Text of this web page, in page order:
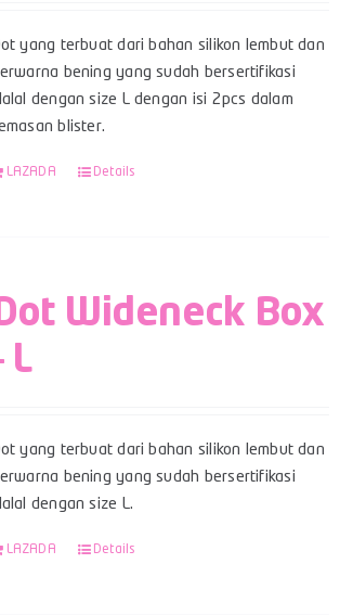
yang terbuat dari bahan silikon lembut dan
bening yang sudah bersertifikasi
dengan size L dengan isi 2pcs dalam
blister.
LAZADA Details
Wideneck Box
L
yang terbuat dari bahan silikon lembut dan
bening yang sudah bersertifikasi
dengan size L.
LAZADA Details